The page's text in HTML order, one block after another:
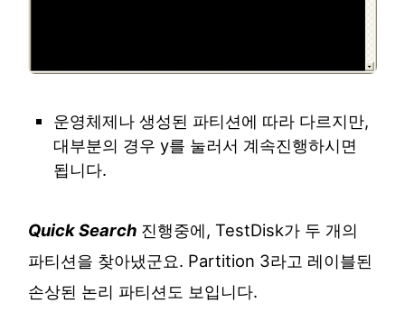
운영체제나 생성된 파티션에 따라 다르지만,
대부분의 경우 y를 눌러서 계속진행하시면
됩니다.
Quick Search 진행중에, TestDisk가 두 개의
파티션을 찾아냈군요. Partition 3라고 레이블된
손상된 논리 파티션도 보입니다.